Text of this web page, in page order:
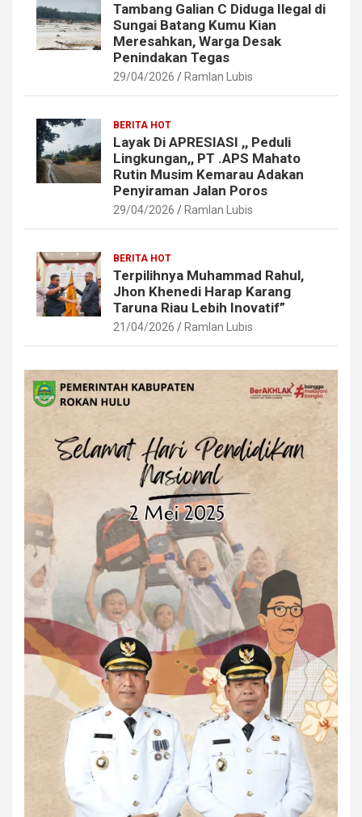
Tambang Galian C Diduga Ilegal di
Sungai Batang Kumu Kian
Meresahkan, Warga Desak
Penindakan Tegas
29/04/2026 Ramlan Lubis
BERITA HOT
Layak Di APRESIASI ,, Peduli
Lingkungan,, PT .APS Mahato
Rutin Musim Kemarau Adakan
Penyiraman Jalan Poros
29/04/2026 Ramlan Lubis
BERITA HOT
Terpilihnya Muhammad Rahul,
Jhon Khenedi Harap Karang
Taruna Riau Lebih Inovatif”
21/04/2026 Ramlan Lubis